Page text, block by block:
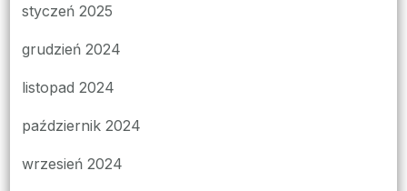
styczeń 2025
grudzień 2024
listopad 2024
październik 2024
wrzesień 2024